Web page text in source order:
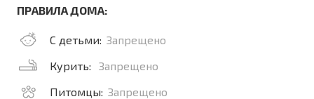
ПРАВИЛА ДОМА:
С детьми: Запрещено
Курить:
Запрещено
Питомцы: Запрещено